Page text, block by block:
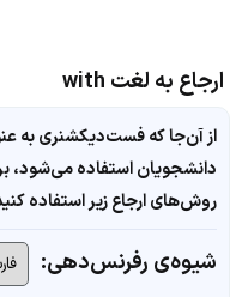
ارجاع به لغت with
از آن‌جا که فست‌دیکشنری به
دانشجویان استفاده می‌شود،
روش‌های ارجاع زیر استفاده
شیوه‌ی رفرنس‌دهی: